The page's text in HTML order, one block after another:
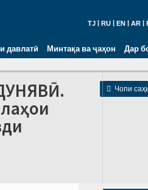
TJ RU EN AR
давлатӣ Минтақа ва ҷаҳон Дар
 Чопи